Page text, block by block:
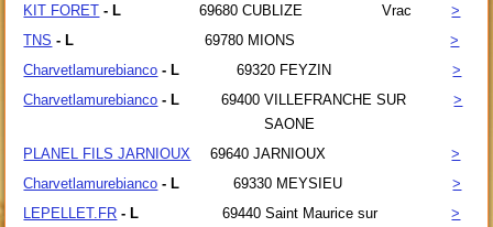
KIT FORET - L 69680 CUBLIZE Vrac
>
TNS - L 69780 MIONS
>
Charvetlamurebianco - L 69320 FEYZIN
>
Charvetlamurebianco - L 69400 VILLEFRANCHE SUR
SAONE
>
PLANEL FILS JARNIOUX 69640 JARNIOUX
>
Charvetlamurebianco - L 69330 MEYSIEU
>
LEPELLET.FR - L 69440 Saint Maurice sur
>